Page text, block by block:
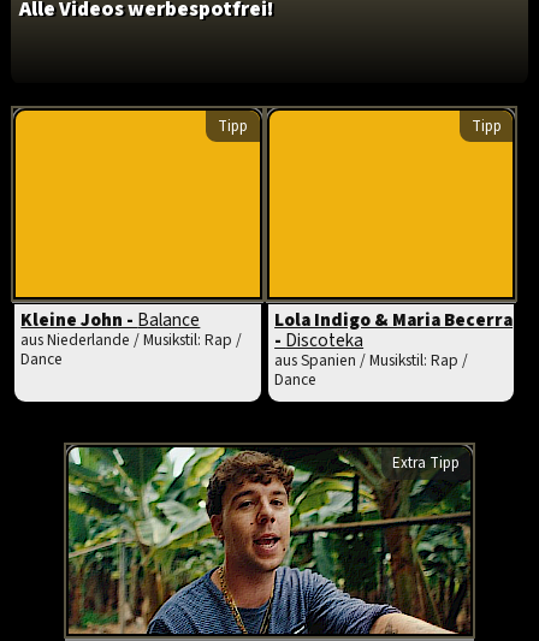
Alle Videos werbespotfrei!
Tipp
Kleine John - Balance
aus Niederlande / Musikstil: Rap /
Dance
Tipp
Lola Indigo & Maria Becerra
- Discoteka
aus Spanien / Musikstil: Rap /
Dance
Extra Tipp